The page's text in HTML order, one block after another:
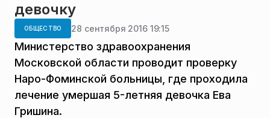
девочку
ОБЩЕСТВО 28 сентября 2016 19:15
Министерство здравоохранения
Московской области проводит проверку
Наро-Фоминской больницы, где проходила
лечение умершая 5-летняя девочка Ева
Гришина.